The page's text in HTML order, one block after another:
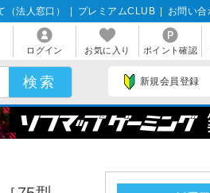
法人窓口） プレミアムCLUB お問い合
ログイン お気に入り ポイント確認
新規会員登録